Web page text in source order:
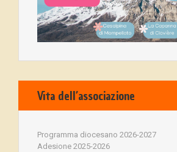
Vita dell’associazione
Programma diocesano 2026-2027
Adesione 2025-2026